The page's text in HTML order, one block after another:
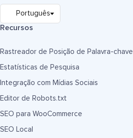
Recursos
Rastreador de Posição de Palavra-chave
Estatísticas de Pesquisa
Integração com Mídias Sociais
Editor de Robots.txt
SEO para WooCommerce
SEO Local